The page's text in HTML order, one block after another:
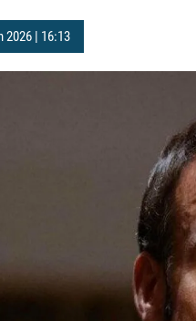
2026 | 16:13